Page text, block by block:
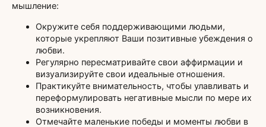
мышление:
Окружите себя поддерживающими людьми,
которые укрепляют Ваши позитивные убеждения о
любви.
Регулярно пересматривайте свои аффирмации и
визуализируйте свои идеальные отношения.
Практикуйте внимательность, чтобы улавливать и
переформулировать негативные мысли по мере их
возникновения.
Отмечайте маленькие победы и моменты любви в